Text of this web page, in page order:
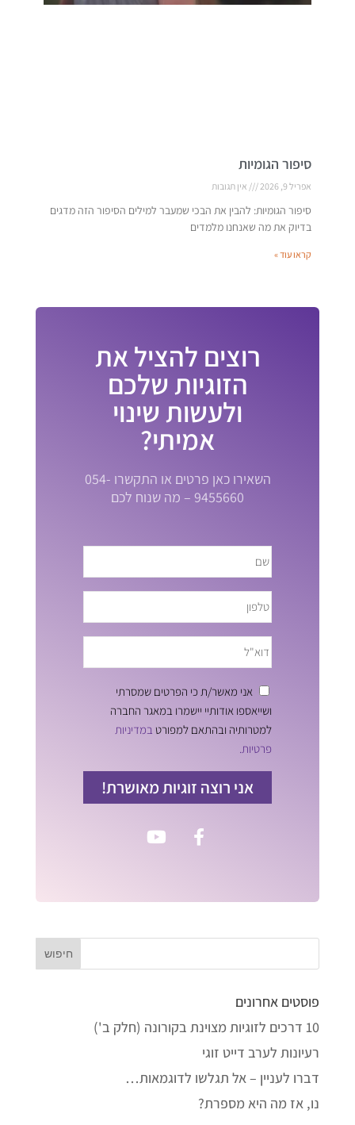
סיפור הגומיות
אפריל 9, 2026 אין תגובות
סיפור הגומיות: להבין את הבכי שמעבר למילים הסיפור הזה מדגים
בדיוק את מה שאנחנו מלמדים
קראו עוד »
רוצים להציל את
הזוגיות שלכם
ולעשות שינוי
אמיתי?
השאירו כאן פרטים או התקשרו 054-
9455660 – מה שנוח לכם
אני מאשר/ת כי הפרטים שמסרתי
ושייאספו אודותיי יישמרו במאגר החברה
למטרותיה ובהתאם למפורט במדיניות
פרטיות.
אני רוצה זוגיות מאושרת!
פוסטים אחרונים
10 דרכים לזוגיות מצוינת בקורונה (חלק ב')
רעיונות לערב דייט זוגי
דברו לעניין – אל תגלשו לדוגמאות…
נו, אז מה היא מספרת?